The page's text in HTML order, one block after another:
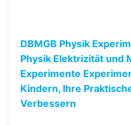
DBMGB Physik
Physik Elektrizität und
Experimente
Kindern, Ihre
Verbessern